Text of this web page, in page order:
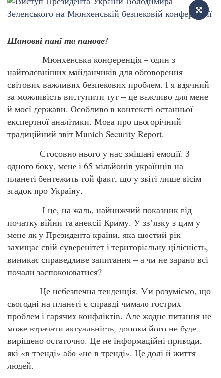
Шановні пані та панове!
Мюнхенська конференція – один з
найголовніших майданчиків для обговорення
світових важливих безпекових проблем. І я вдячний
за можливість виступити тут – це важливо для мене
й моєї держави. Особливо в контексті останньої
експертної аналітики. Мова про цьогорічний
традиційний звіт Munich Security Report.
Стосовно нього у нас змішані емоції. З
одного боку, мене і 65 мільйонів українців на
планеті бентежить той факт, що у звіті лише вісім
згадок про Україну.
І це, на жаль, найнижчий показник від
початку війни та анексії Криму. У зв’язку з цим у
мене як у Президента країни, яка шостий рік
захищає свій суверенітет і територіальну цілісність,
виникає справедливе запитання – а чи не зарано всі
почали заспокоюватися?
Це небезпечна тенденція. Ми розуміємо, що
сьогодні на планеті є справді чимало гострих
проблем і гарячих конфліктів. Але жодне питання не
може втрачати актуальність, допоки його не буде
вирішено остаточно. Це не інформаційні приводи,
які «в тренді» або «не в тренді». Це долі й життя
людей.